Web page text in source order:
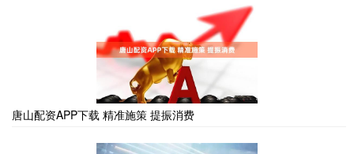
唐山配资APP下载 精准施策 提振消费